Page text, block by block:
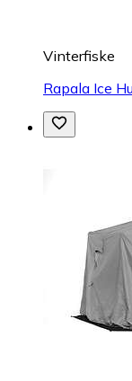
Vinterfiske
Rapala Ice